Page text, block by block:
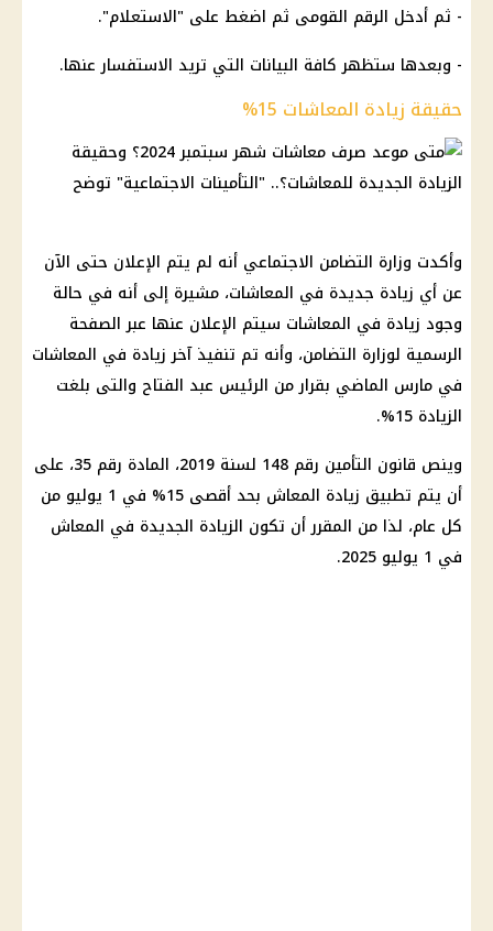
- ثم أدخل الرقم القومى ثم اضغط على "الاستعلام".
- وبعدها ستظهر كافة البيانات التي تريد الاستفسار عنها.
حقيقة زيادة المعاشات 15%
وأكدت وزارة التضامن الاجتماعي أنه لم يتم الإعلان حتى الآن
عن أي زيادة جديدة في المعاشات، مشيرة إلى أنه في حالة
وجود زيادة في المعاشات سيتم الإعلان عنها عبر الصفحة
الرسمية لوزارة التضامن، وأنه تم تنفيذ آخر زيادة في المعاشات
في مارس الماضي بقرار من الرئيس عبد الفتاح والتى بلغت
الزيادة 15%.
وينص قانون التأمين رقم 148 لسنة 2019، المادة رقم 35، على
أن يتم تطبيق زيادة المعاش بحد أقصى 15% في 1 يوليو من
كل عام، لذا من المقرر أن تكون الزيادة الجديدة في المعاش
في 1 يوليو 2025.